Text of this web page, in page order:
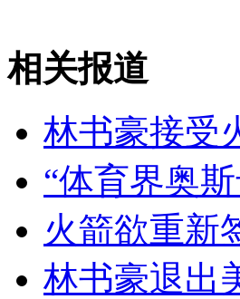
女孩北京地铁殴打老人 痛下狠
无痛分娩是否安全 医生回应
相关报道
林书豪接受
“体育界奥
火箭欲重新
林书豪退出